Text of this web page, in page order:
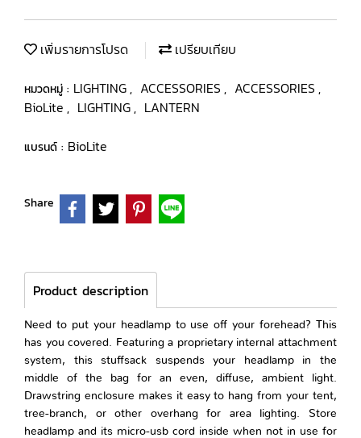
เพิ่มรายการโปรด เปรียบเทียบ
หมวดหมู่ : LIGHTING, ACCESSORIES , ACCESSORIES ,
BioLite , LIGHTING, LANTERN
แบรนด์ : BioLite
Share
Product description
Need to put your headlamp to use off your forehead? This
has you covered. Featuring a proprietary internal attachment
system, this stuffsack suspends your headlamp in the
middle of the bag for an even, diffuse, ambient light.
Drawstring enclosure makes it easy to hang from your tent,
tree-branch, or other overhang for area lighting. Store
headlamp and its micro-usb cord inside when not in use for